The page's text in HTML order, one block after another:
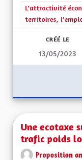
Filtrer les
L'attractivité
territoires,
CRÉÉ LE
13/05/2023
Une ecotaxe
trafic poids
Proposition